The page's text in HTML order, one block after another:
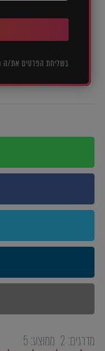
בשליחת הפרטים את/
מדרגים: 2 ממוצע:5